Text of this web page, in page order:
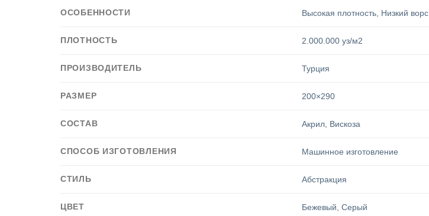
ОСОБЕННОСТИ Высокая плотность Низкий ворс
ПЛОТНОСТЬ 2.000.000 уз/м2
ПРОИЗВОДИТЕЛЬ Турция
РАЗМЕР 200×290
СОСТАВ Акрил Вискоза
СПОСОБ ИЗГОТОВЛЕНИЯ Машинное изготовление
СТИЛЬ Абстракция
ЦВЕТ Бежевый ,Серый